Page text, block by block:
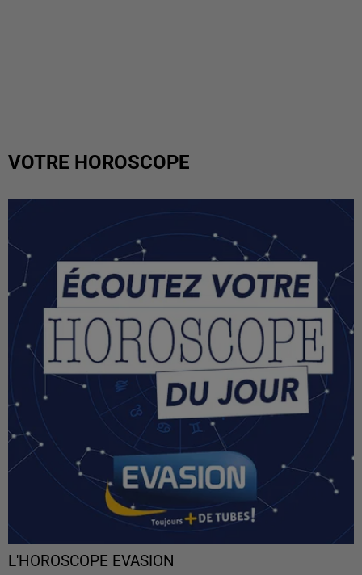
VOTRE HOROSCOPE
L'HOROSCOPE EVASION